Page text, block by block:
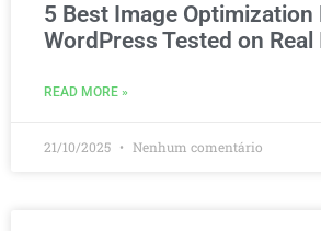
5 Best Image
WordPress Tested on Real
READ MORE »
21/10/2025 Nenhum comentário